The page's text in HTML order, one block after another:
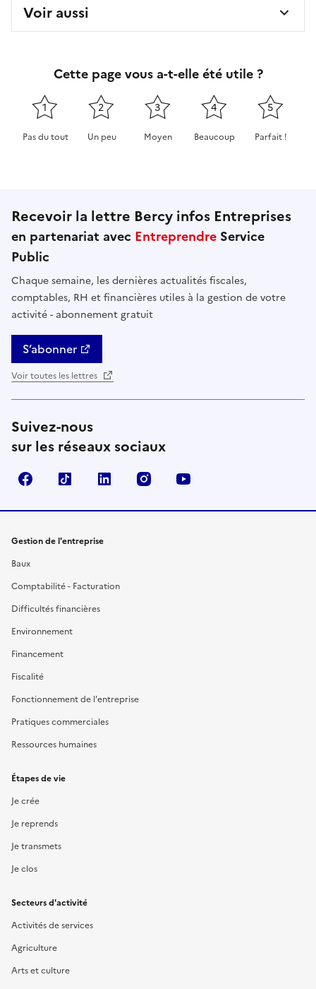
Voir aussi
Cette page vous a-t-elle été utile ?
1
Pas du tout
2
Un peu
3
Moyen
4
Beaucoup
5
Parfait !
Recevoir la lettre Bercy infos Entreprises
en partenariat avec Entreprendre Service
Public
Chaque semaine, les dernières actualités fiscales,
comptables, RH et financières utiles à la gestion de votre
activité - abonnement gratuit
S’abonner
Voir toutes les lettres
Suivez-nous
sur les réseaux sociaux
FacebookTikTok Linkedin Instagram
Gestion de l'entreprise
Baux
Comptabilité - Facturation
Difficultés financières
Environnement
Financement
Fiscalité
Fonctionnement de l'entreprise
Pratiques commerciales
Ressources humaines
Étapes de vie
Je crée
Je reprends
Je transmets
Je clos
Secteurs d'activité
Activités de services
Agriculture
Arts et culture